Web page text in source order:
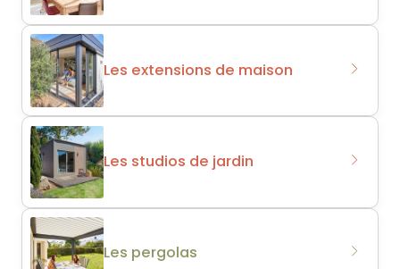
Les extensions de maison
Les studios de jardin
Les pergolas